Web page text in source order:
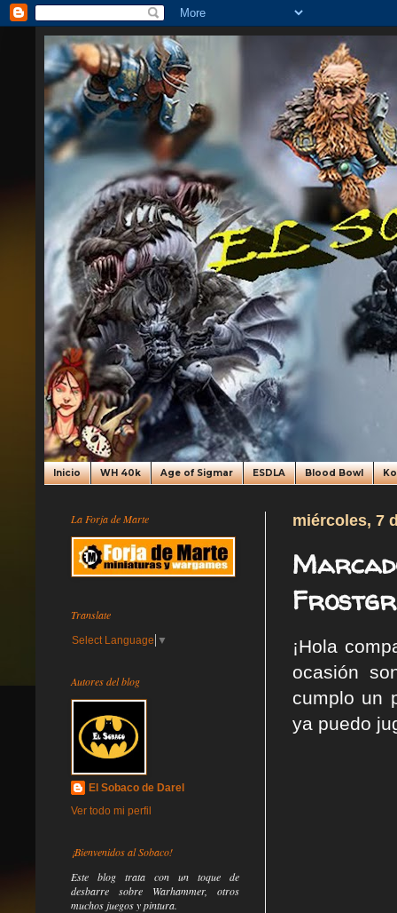
Inicio WH 40k Age of Sigmar ESDLA Blood Bowl
miércoles, 7
¡Hola
ocasión
cumplo un
ya puedo
La Forja de Marte
Translate
Select Language ▼
Autores del blog
El Sobaco de Darel
Ver todo mi perfil
¡Bienvenidos al Sobaco!
Este blog trata con un toque de
desbarre sobre Warhammer, otros
muchos juegos y pintura.